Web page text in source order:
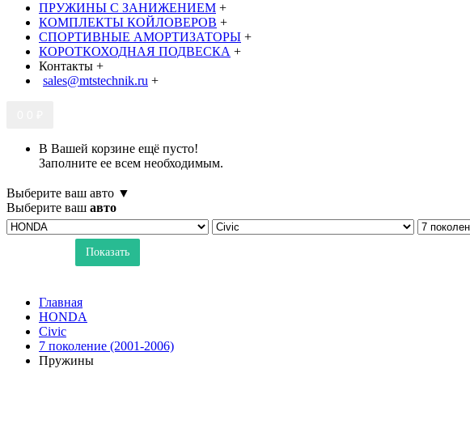
ПРУЖИНЫ С ЗАНИЖЕНИЕМ +
КОМПЛЕКТЫ КОЙЛОВЕРОВ +
СПОРТИВНЫЕ АМОРТИЗАТОРЫ +
КОРОТКОХОДНАЯ ПОДВЕСКА +
Контакты +
sales@mtstechnik.ru +
В Вашей корзине ещё пусто!
Заполните ее всем необходимым.
Выберите ваш авто ▼
Выберите ваш авто
Показать
Главная
HONDA
Civic
7 поколение (2001-2006)
Пружины